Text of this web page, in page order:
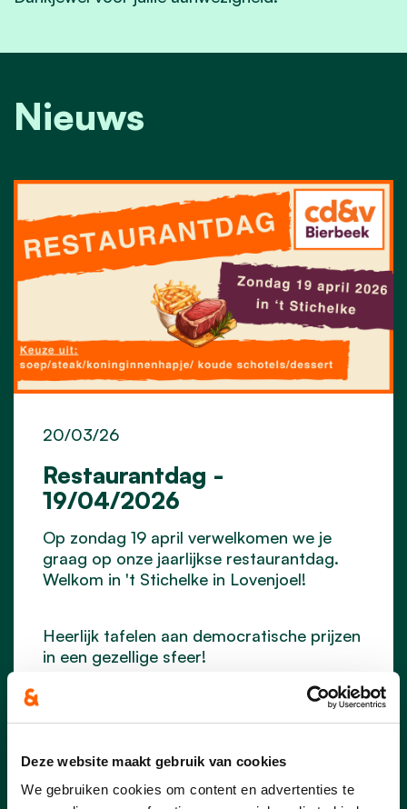
Deze website maakt gebruik van cookies
We gebruiken cookies om content en advertenties te
Nieuws
Restaurantdag -
19/04/2026
20/03/26
Op zondag 19 april verwelkomen we je
graag op onze jaarlijkse restaurantdag.
Welkom in 't Stichelke in Lovenjoel!
Heerlijk tafelen aan democratische prijzen
in een gezellige sfeer!
koninginnenhapje, dessert.
11u30-14u00 en 17u00-19u00.
Tussen 14u00-17u00 welkom voor
drankje, dessert of een lekker stuk taart.